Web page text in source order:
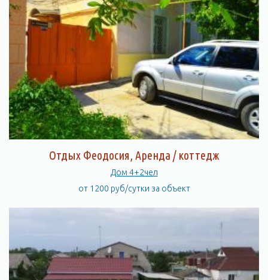
Отдых Феодосия, Аренда / коттедж
Дом 4+2чел
от 1200 руб/сутки за объект